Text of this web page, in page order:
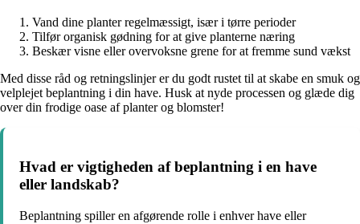
Vand dine planter regelmæssigt, især i tørre perioder
Tilfør organisk gødning for at give planterne næring
Beskær visne eller overvoksne grene for at fremme sund vækst
Med disse råd og retningslinjer er du godt rustet til at skabe en smuk og
velplejet beplantning i din have. Husk at nyde processen og glæde dig
over din frodige oase af planter og blomster!
Hvad er vigtigheden af beplantning i en have
eller landskab?
Beplantning spiller en afgørende rolle i enhver have eller